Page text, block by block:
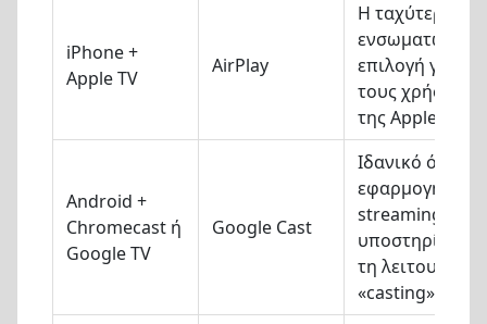
iPhone +
Apple TV
AirPlay
Η ταχύτερη
ενσωματωμένη
επιλογή για
τους χρήστες
της Apple
Android +
Chromecast ή
Google TV
Google Cast
Ιδανικό όταν η
εφαρμογή
streaming
υποστηρίζει
τη λειτουργία
«casting»